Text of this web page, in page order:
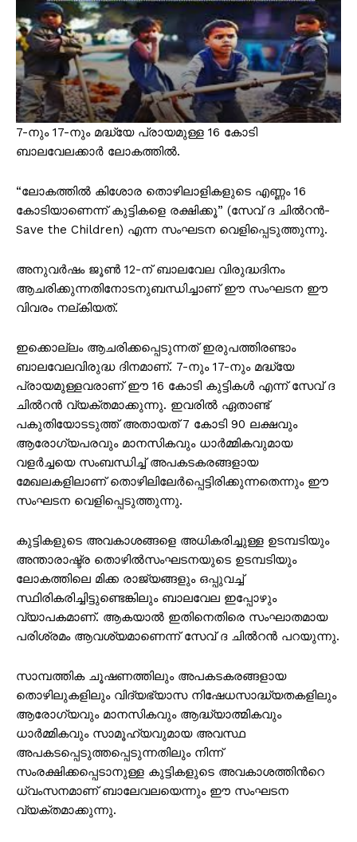
7-നും 17-നും മദ്ധ്യേ പ്രായമുള്ള 16 കോടി
ബാലവേലക്കാർ ലോകത്തിൽ.
“ലോകത്തിൽ കിശോര തൊഴിലാളികളുടെ എണ്ണം 16
കോടിയാണെന്ന് കുട്ടികളെ രക്ഷിക്കൂ” (സേവ് ദ ചിൽറൻ-
Save the Children) എന്ന സംഘടന വെളിപ്പെടുത്തുന്നു.
അനുവർഷം ജൂൺ 12-ന് ബാലവേല വിരുദ്ധദിനം
ആചരിക്കുന്നതിനോടനുബന്ധിച്ചാണ് ഈ സംഘടന ഈ
വിവരം നല്കിയത്.
ഇക്കൊല്ലം ആചരിക്കപ്പെടുന്നത് ഇരുപത്തിരണ്ടാം
ബാലവേലവിരുദ്ധ ദിനമാണ്. 7-നും 17-നും മദ്ധ്യേ
പ്രായമുള്ളവരാണ് ഈ 16 കോടി കുട്ടികൾ എന്ന് സേവ് ദ
ചിൽറൻ വ്യക്തമാക്കുന്നു. ഇവരിൽ ഏതാണ്ട്
പകുതിയോടടുത്ത് അതായത് 7 കോടി 90 ലക്ഷവും
ആരോഗ്യപരവും മാനസികവും ധാർമ്മികവുമായ
വളർച്ചയെ സംബന്ധിച്ച് അപകടകരങ്ങളായ
മേഖലകളിലാണ് തൊഴിലിലേർപ്പെട്ടിരിക്കുന്നതെന്നും ഈ
സംഘടന വെളിപ്പെടുത്തുന്നു.
കുട്ടികളുടെ അവകാശങ്ങളെ അധികരിച്ചുള്ള ഉടമ്പടിയും
അന്താരാഷ്ട്ര തൊഴിൽസംഘടനയുടെ ഉടമ്പടിയും
ലോകത്തിലെ മിക്ക രാജ്യങ്ങളും ഒപ്പുവച്ച്
സ്ഥിരികരിച്ചിട്ടുണ്ടെങ്കിലും ബാലവേല ഇപ്പോഴും
വ്യാപകമാണ്. ആകയാൽ ഇതിനെതിരെ സംഘാതമായ
പരിശ്രമം ആവശ്യമാണെന്ന് സേവ് ദ ചിൽറൻ പറയുന്നു.
സാമ്പത്തിക ചൂഷണത്തിലും അപകടകരങ്ങളായ
തൊഴിലുകളിലും വിദ്യഭ്യാസ നിഷേധസാദ്ധ്യതകളിലും
ആരോഗ്യവും മാനസികവും ആദ്ധ്യാത്മികവും
ധാർമ്മികവും സാമൂഹ്യവുമായ അവസ്ഥ
അപകടപ്പെടുത്തപ്പെടുന്നതിലും നിന്ന്
സംരക്ഷിക്കപ്പെടാനുള്ള കുട്ടികളുടെ അവകാശത്തിൻറെ
ധ്വംസനമാണ് ബാലേവലയെന്നും ഈ സംഘടന
വ്യക്തമാക്കുന്നു.